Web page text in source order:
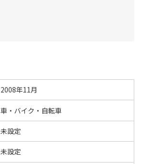
2008年11月
車・バイク・自転車
未設定
未設定